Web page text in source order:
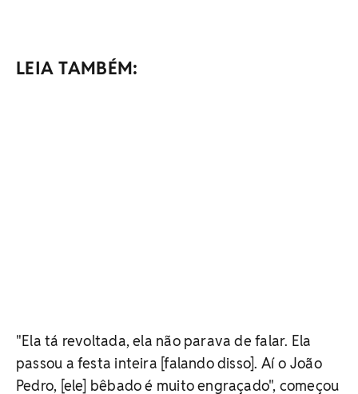
LEIA TAMBÉM:
"Ela tá revoltada, ela não parava de falar. Ela
passou a festa inteira [falando disso]. Aí o João
Pedro, [ele] bêbado é muito engraçado", começou